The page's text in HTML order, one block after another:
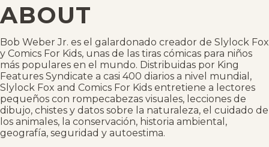
ABOUT
Bob Weber Jr. es el galardonado creador de Slylock Fox
y Comics For Kids, unas de las tiras cómicas para niños
más populares en el mundo. Distribuidas por King
Features Syndicate a casi 400 diarios a nivel mundial,
Slylock Fox and Comics For Kids entretiene a lectores
pequeños con rompecabezas visuales, lecciones de
dibujo, chistes y datos sobre la naturaleza, el cuidado de
los animales, la conservación, historia ambiental,
geografía, seguridad y autoestima.